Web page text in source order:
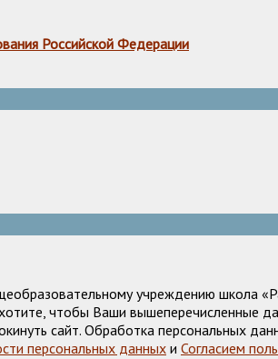
Российской Федерации
учреждению школа
чтобы Ваши вышеперечисленные
сайт. Обработка персональных
персональных данных и Согласием